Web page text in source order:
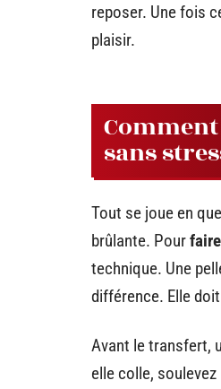
reposer. Une fois
plaisir.
sans
Tout se joue en
brûlante. Pour
technique. Une
différence. Elle
Avant le transfert,
elle colle,